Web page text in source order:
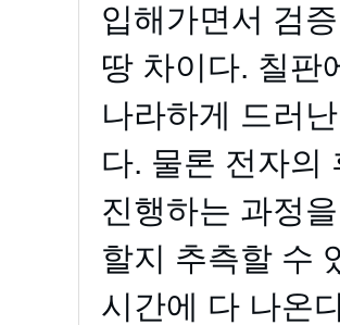
입해가면서 검
땅 차이다. 칠판
나라하게 드러
다. 물론 전자의
진행하는 과정
할지 추측할 수
시간에 다 나온